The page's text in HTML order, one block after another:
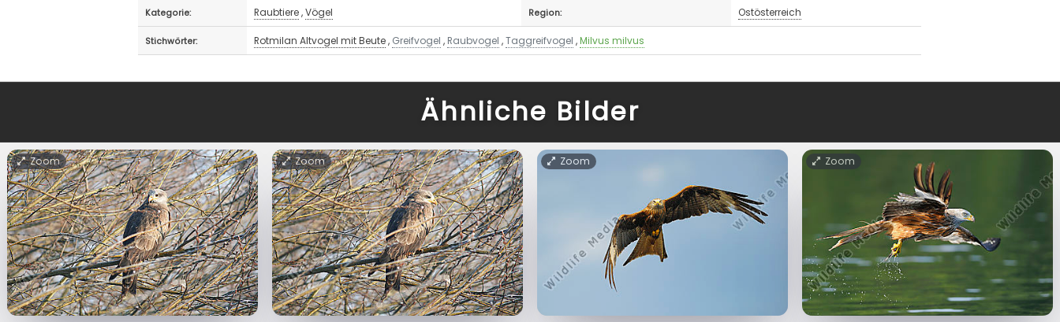
Kategorie: Raubtiere,Vögel Region: Ostösterreich
Stichwörter: Rotmilan Altvogel mit Beute, Greifvogel , Raubvogel ,Taggreifvogel ,Milvus milvus
Ähnliche Bilder
Zoom Zoom Zoom Zoom